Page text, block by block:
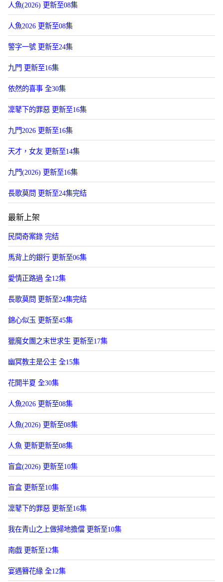
人魚(2026) 更新至08集
人魚2026 更新至08集
警字一號 更新至24集
九門 更新至16集
依然的喜事 全30集
凜鼕下的罪惡 更新至16集
九門2026 更新至16集
天才，女友 更新至14集
九門(2026) 更新至16集
長歌莫問 更新至24集完结
最新上架
民間奇案錄 完结
馬背上的銀行 更新至06集
愛情正路過 全12集
長歌莫問 更新至24集完结
錦心似玉 更新至45集
獵魔女團之末世求生 更新至17集
幽冥教主是公主 全15集
花開半夏 全30集
人魚2026 更新至08集
人魚(2026) 更新至08集
人魚 更新更新至08集
盲盒(2026) 更新至10集
盲盒 更新至10集
凜鼕下的罪惡 更新至16集
我在青山之上做掃地擔儅 更新至10集
南戯 更新至12集
宴遇簪花緣 全12集